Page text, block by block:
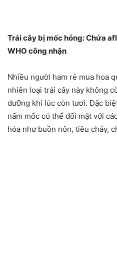
Trái cây bị mốc hỏng: Chứa
WHO công nhận
Nhiều người ham rẻ mua hoa
nhiên loại trái cây này không
dưỡng khi lúc còn tươi. Đặc
nấm mốc có thể đối mặt với
hóa như buồn nôn, tiêu chảy,